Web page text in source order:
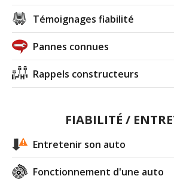
Témoignages fiabilité
Pannes connues
Rappels constructeurs
FIABILITÉ /
Entretenir son auto
Fonctionnement d'une auto